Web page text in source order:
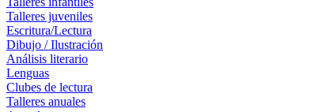
Talleres juveniles
Escritura/Lectura
Dibujo / Ilustración
Análisis literario
Lenguas
Clubes de lectura
Talleres anuales